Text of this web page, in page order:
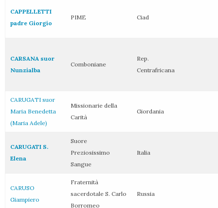
CAPPELLETTI
padre Giorgio
PIME Ciad
CARSANA suor
Nunzialba
Comboniane
Rep.
Centrafricana
CARUGATI suor
Maria Benedetta
(Maria Adele)
Missionarie della
Carità
Giordania
CARUGATI S.
Elena
Suore
Preziosissimo
Sangue
Italia
CARUSO
Giampiero
Fraternità
sacerdotale S. Carlo
Borromeo
Russia